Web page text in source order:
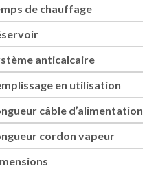
de chauffage
anticalcaire
en utilisation
câble d’alimentation
cordon vapeur